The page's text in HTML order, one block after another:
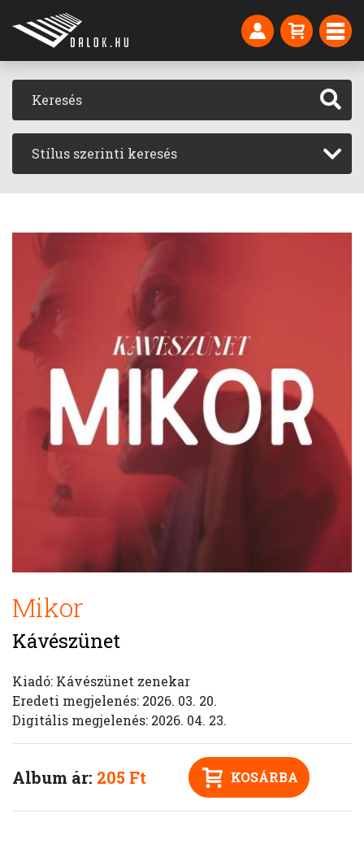
Stílus szerinti keresés
Mikor
Kávészünet
Kiadó: Kávészünet zenekar
Eredeti megjelenés: 2026. 03. 20.
Digitális megjelenés: 2026. 04. 23.
Album ár: 205 Ft KOSÁRBA